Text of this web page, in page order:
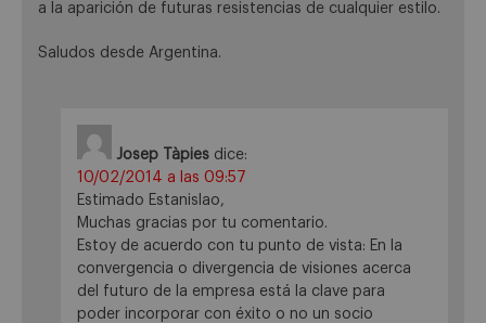
a la aparición de futuras resistencias de cualquier estilo.
Saludos desde Argentina.
Josep Tàpies dice:
10/02/2014 a las 09:57
Estimado Estanislao,
Muchas gracias por tu comentario.
Estoy de acuerdo con tu punto de vista: En la
convergencia o divergencia de visiones acerca
del futuro de la empresa está la clave para
poder incorporar con éxito o no un socio